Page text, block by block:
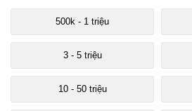
500k - 1 triệu
3 - 5 triệu
10 - 50 triệu